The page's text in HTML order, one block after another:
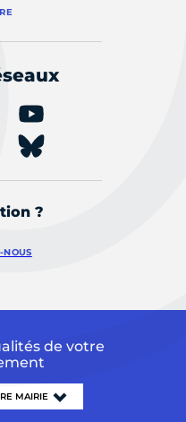
?
NOUS
de votre